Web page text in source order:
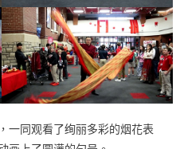
一同观看了绚丽多彩的烟花表